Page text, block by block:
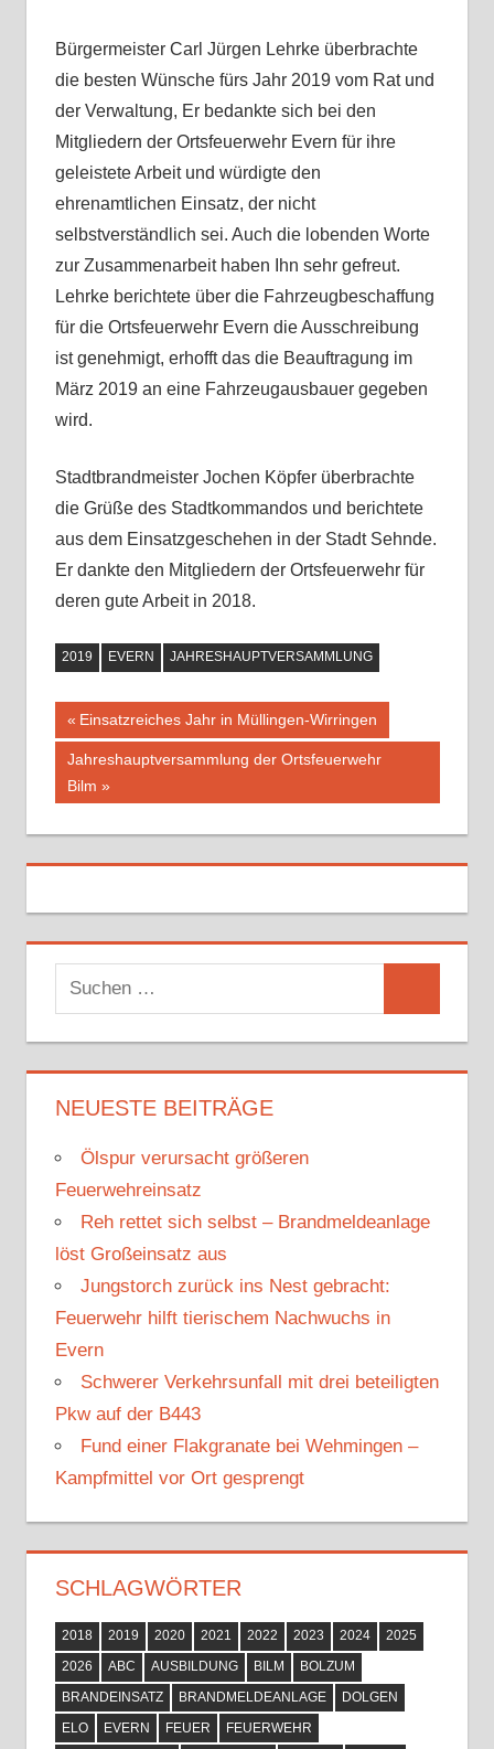
Bürgermeister Carl Jürgen Lehrkeüberbrachte
die besten Wünsche fürs Jahr 2019 vom Rat und
der Verwaltung, Er bedankte sich bei den
Mitgliedern der Ortsfeuerwehr Evern für ihre
geleistete Arbeit und würdigte den
ehrenamtlichen Einsatz, der nicht
selbstverständlich sei. Auch die lobenden Worte
zur Zusammenarbeit haben Ihn sehr gefreut.
Lehrke berichtete über die Fahrzeugbeschaffung
für die Ortsfeuerwehr Evern die Ausschreibung
ist genehmigt, erhofft das die Beauftragung im
März 2019 an eine Fahrzeugausbauer gegeben
wird.
Stadtbrandmeister Jochen Köpfer überbrachte
die Grüße des Stadtkommandos und berichtete
aus dem Einsatzgeschehen in der Stadt Sehnde.
Er dankte den Mitgliedern der Ortsfeuerwehr für
deren gute Arbeit in 2018.
2019 EVERN JAHRESHAUPTVERSAMMLUNG
Beitragsnavigation
Vorheriger
Beitrag:
Einsatzreiches Jahr in Müllingen-Wirringen
Nächster
Beitrag:
Jahreshauptversammlung der Ortsfeuerwehr
Bilm
u
c
h
e
a
h
c
NEUESTE BEITRÄGE
Ölspur verursacht größeren
Feuerwehreinsatz
Reh rettet sich selbst – Brandmeldeanlage
löst Großeinsatz aus
Jungstorch zurück ins Nest gebracht:
Feuerwehr hilft tierischem Nachwuchs in
Evern
Schwerer Verkehrsunfall mit drei beteiligten
Pkw auf der B443
Fund einer Flakgranate bei Wehmingen –
Kampfmittel vor Ort gesprengt
SCHLAGWÖRTER
2018 2019 2020 2021 2022 2023 2024
2025
2026
ABC AUSBILDUNG BILM
BOLZUM
BRANDEINSATZ
BRANDMELDEANLAGE
DOLGEN
ELO
EVERN FEUER
FEUERWEHR